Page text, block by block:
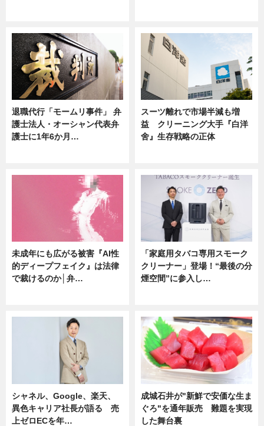
退職代行「モームリ事件」 弁
護士法人・オーシャン代表弁
護士に1年6か月…
スーツ離れで市場半減も増
益 クリーニング大手『白洋
舍』生存戦略の正体
未成年にも広がる被害『AI性
的ディープフェイク』は法律
で裁けるのか│弁…
「家庭用タバコ専用スモーク
クリーナー」登場！“最後の分
煙空間”に参入し…
シャネル、Google、楽天、
異色キャリア社長が語る 売
上ゼロECを年…
成城石井が"新鮮で安価な生ま
ぐろ"を通年販売 難題を実現
した舞台裏